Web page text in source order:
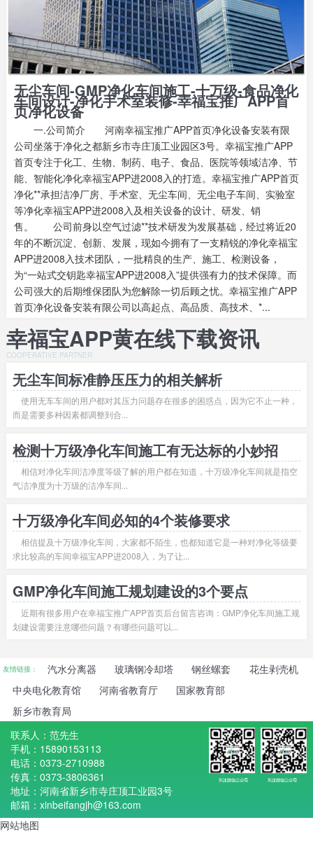
无尘车间-GMP净化车间施工-十万级-食品净化
车间设计-净化手术室装修-幸福宝推广APP首
页净化设备
一.公司简介 河南幸福宝推广APP首页净化设备安装有限
公司坐落于净化之都新乡市寺庄顶工业园区3号。幸福宝推广APP
首页专注于化工、生物、制药、电子、食品、医院等领域洁净、节
能、智能化净化幸福宝APP进2008入的打造。幸福宝推广APP首页
净化**承担洁净厂房、手术室、无尘车间、无尘电子车间、实验室
等净化幸福宝APP进2008入及相关设备的设计、研发、销
售。 公司前身以空气过滤**技术研发为发展基础，经过将近20
年的不断沉淀、创新、发展，现如今拥有了一支精锐的净化幸福宝
APP进2008入技术团队，一批精良的生产、施工、检测设备，
为“一站式交钥匙幸福宝APP进2008入”提供强有力的技术保障。而
公司强大的后期维保团队为您解除一切后顾之忧。幸福宝推广APP
首页净化设备安装有限公司以高起点、高品质、高技术、*...
幸福宝APP黄在线下载资讯
COOPERATIVE PARTNER
无尘车间标准静压压力的相关解析
使用无车车间的用户都对其压力问题存在很多的困惑点，因为它不止一种，
而是需要多种因素都调整到合...
检测十万级净化车间施工有无达标的小妙招
相信对净化车间洁净度等级了解的用户都在知道，十万级净化车间就是指空
气洁净度为十万级的洁净车间...
十万级净化车间必知的4个装修要求
相信提及十万级净化车间，大家都不陌生，也都知道它是一种对净化等级要
求比较高的车间幸福宝APP进2008入，为了让...
GMP净化车间施工规划建设的3个要点
近期有很多用户在幸福宝推广APP首页后台留言咨询：GMP净化车间施工规
划建设需要注意哪些问题？有哪些问题可以...
友情链接： 汽水分离器 玻璃钢冷却塔 钢丝螺套
花生剥壳机
中央电化教育馆
河南省教育厅
国家教育部
新乡市教育局
联系人：范先生
手机：15890153113
电话：0373-2710988
传真：0373-3806361
地址：河南省新乡市寺庄顶工业园3号
邮箱：xinbeifangjh@163.com
网站地图